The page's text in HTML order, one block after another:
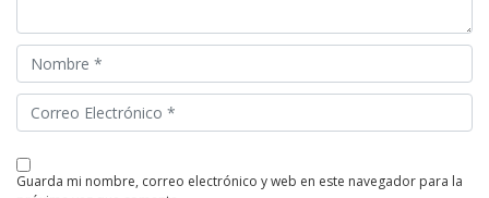
guarda mi nombre, correo electrónico y web en este navegador para la